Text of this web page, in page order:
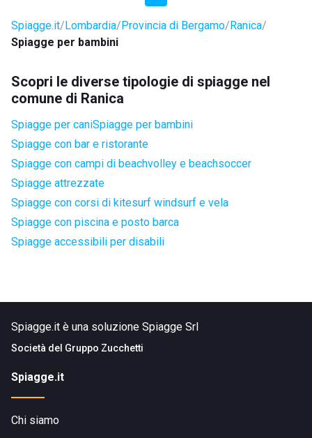
Spiagge.it Lombardia Provincia di Bergamo Ranica
Spiagge per bambini
Scopri le diverse tipologie di spiagge nel
comune di Ranica
Spiagge per caniSpiagge per bambini
Spiagge con bar e ristorante
Spiagge con campi di beachvolley e beachsoccer
Spiagge attrezzate
Spiagge con corsi di kitesurf windsurf e vela
Spiagge con piscina e posto barca
Spiagge accessibili per disabili
Spiagge.it è una soluzione Spiagge Srl
Società del Gruppo Zucchetti
Spiagge.it
Chi siamo